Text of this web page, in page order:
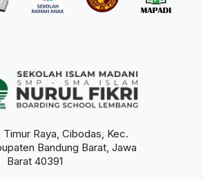
Raya, Cibodas, Kec.
Bandung Barat, Jawa
Barat 40391